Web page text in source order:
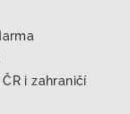
i zahraničí